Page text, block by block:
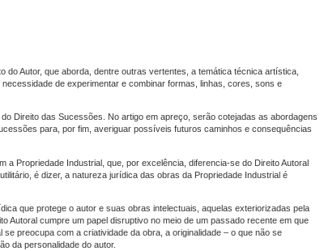
Autor, que aborda, dentre outras vertentes, a temática técnica artística,
de experimentar e combinar formas, linhas, cores, sons e
Direito das Sucessões. No artigo em apreço, serão cotejadas as abordagens
para, por fim, averiguar possíveis futuros caminhos e consequências
a Propriedade Industrial, que, por excelência, diferencia-se do Direito Autoral
é dizer, a natureza jurídica das obras da Propriedade Industrial é
que protege o autor e suas obras intelectuais, aquelas exteriorizadas pela
Autoral cumpre um papel disruptivo no meio de um passado recente em que
preocupa com a criatividade da obra, a originalidade – o que não se
da personalidade do autor.